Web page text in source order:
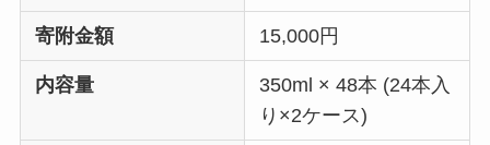
寄附金額 15,000円
内容量
350ml × 48本 (24本入
り×2ケース)